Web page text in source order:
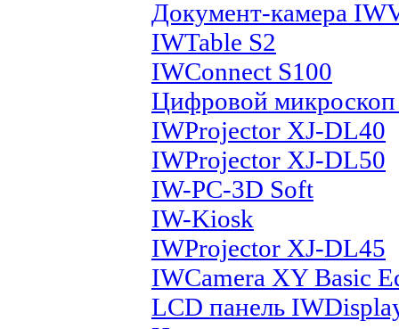
Документ-камера
IWTable S2
IWConnect S100
Цифровой
IWProjector XJ-DL40
IWProjector XJ-DL50
IW-PC-3D Soft
IW-Kiosk
IWProjector XJ-DL45
IWCamera XY Basic
LCD панель